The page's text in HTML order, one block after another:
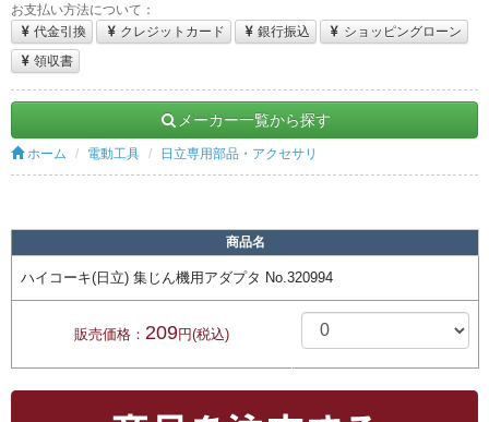
お支払い方法について：
代金引換
クレジットカード 銀行振込
ショッピングローン
領収書
メーカー一覧から探す
ホーム 電動工具 日立専用部品・アクセサリ
商品名
ハイコーキ(日立) 集じん機用アダプタ No.320994
販売価格： 209円(税込)